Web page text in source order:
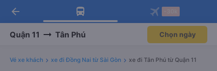
Tải app Vexere ngay!
Nhận ưu đãi thành viên độc
Mở app
Tải app Vexere
-30k/ghế khi đặt vé máy bay qua
Mở app
arrow_back
Quận 11 Tân Phú Chọn ngày
Vé xe khách xe đi Đồng Nai từ Sài Gòn xe đi Tân Phú từ Quận 11